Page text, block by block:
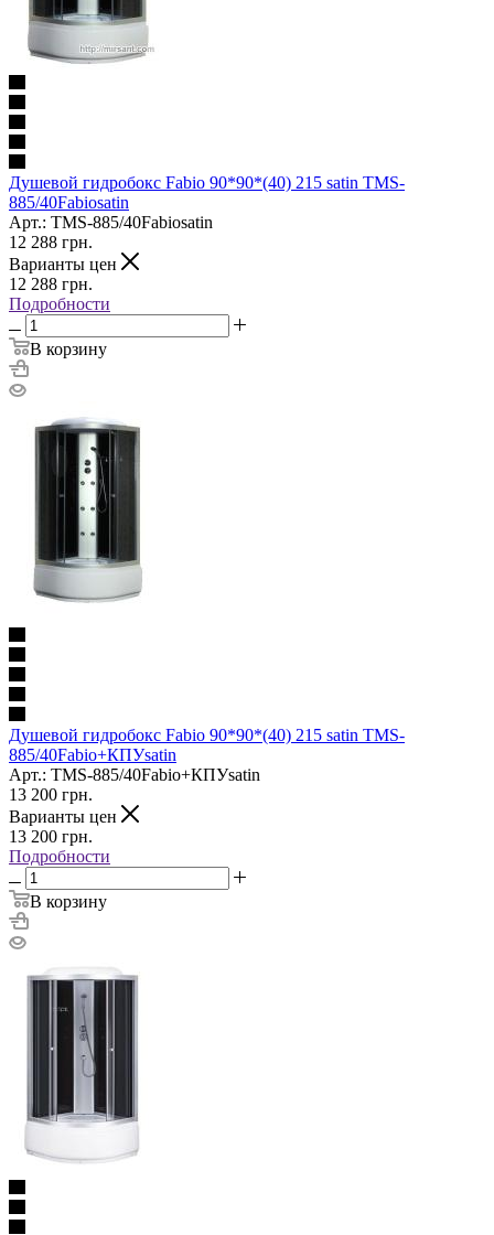
Душевой гидробокс Fabio 90*90*(40) 215 satin TMS-
885/40Fabiosatin
Арт.: TMS-885/40Fabiosatin
12 288 грн.
Варианты цен
12 288 грн.
Подробности
В корзину
Душевой гидробокс Fabio 90*90*(40) 215 satin TMS-
885/40Fabio+КПУsatin
Арт.: TMS-885/40Fabio+КПУsatin
13 200 грн.
Варианты цен
13 200 грн.
Подробности
В корзину